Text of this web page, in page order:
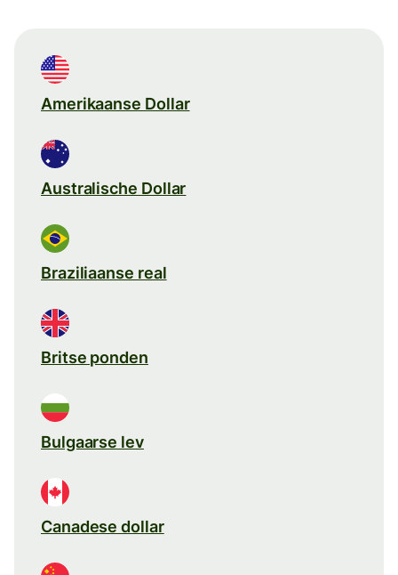
Amerikaanse Dollar
Australische Dollar
Braziliaanse real
Britse ponden
Bulgaarse lev
Canadese dollar